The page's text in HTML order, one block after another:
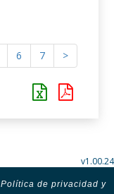
6 7 >
v1.00.24
Política de privacidad y